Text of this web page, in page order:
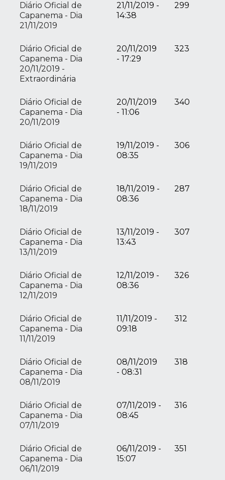
Diário Oficial de
Capanema - Dia
21/11/2019
21/11/2019 -
14:38
299
Diário Oficial de
Capanema - Dia
20/11/2019 -
Extraordinária
20/11/2019
- 17:29
323
Diário Oficial de
Capanema - Dia
20/11/2019
20/11/2019
- 11:06
340
Diário Oficial de
Capanema - Dia
19/11/2019
19/11/2019 -
08:35
306
Diário Oficial de
Capanema - Dia
18/11/2019
18/11/2019 -
08:36
287
Diário Oficial de
Capanema - Dia
13/11/2019
13/11/2019 -
13:43
307
Diário Oficial de
Capanema - Dia
12/11/2019
12/11/2019 -
08:36
326
Diário Oficial de
Capanema - Dia
11/11/2019
11/11/2019 -
09:18
312
Diário Oficial de
Capanema - Dia
08/11/2019
08/11/2019
- 08:31
318
Diário Oficial de
Capanema - Dia
07/11/2019
07/11/2019 -
08:45
316
Diário Oficial de
Capanema - Dia
06/11/2019
06/11/2019 -
15:07
351